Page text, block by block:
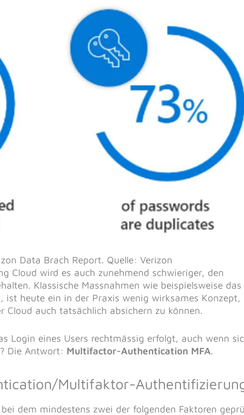
Data Brach Report. Quelle: Verizon
Cloud wird es auch zunehmend schwieriger, den
Klassische Massnahmen wie beispielsweise das
ist heute ein in der Praxis wenig wirksames Konzept,
Cloud auch tatsächlich absichern zu können.
Login eines Users rechtmässig erfolgt, auch wenn
Die Antwort: Multifactor-Authentication MFA.
Multifaktor-
dem mindestens zwei der folgenden Faktoren